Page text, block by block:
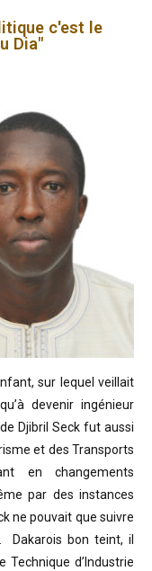
c'est le
Dia"
sur lequel veillait
devenir ingénieur
Djibril Seck fut aussi
et des Transports
en changements
par des instances
ne pouvait que suivre
Dakarois bon teint, il
Technique d’Industrie